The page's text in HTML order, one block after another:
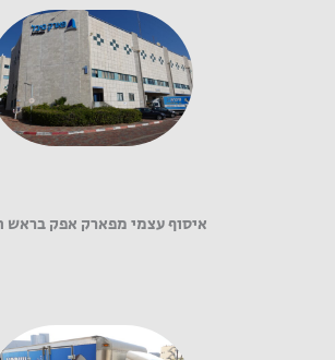
איסוף עצמי מפארק אפק בראש